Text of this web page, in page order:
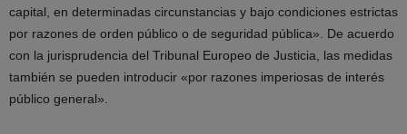
capital, en determinadas circunstancias y bajo condiciones estrictas
por razones de orden público o de seguridad pública». De acuerdo
con la jurisprudencia del Tribunal Europeo de Justicia, las medidas
también se pueden introducir «por razones imperiosas de interés
público general».